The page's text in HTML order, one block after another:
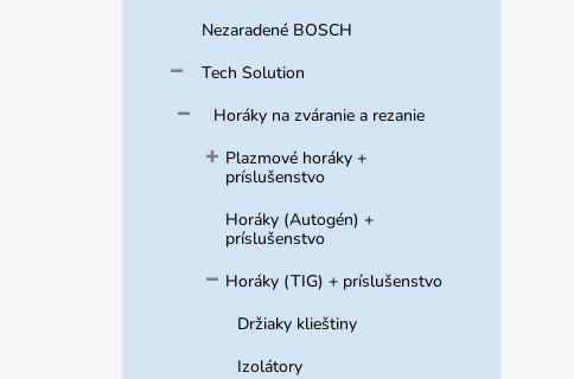
Nezaradené BOSCH
Tech Solution
Horáky na zváranie a rezanie
Plazmové horáky +
príslušenstvo
Horáky (Autogén) +
príslušenstvo
Horáky (TIG) + príslušenstvo
Držiaky klieštiny
Izolátory